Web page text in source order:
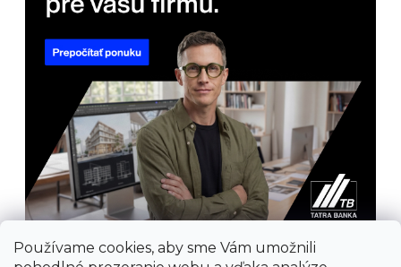
Používame cookies, aby sme Vám umožnili